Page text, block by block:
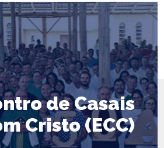
de Casais
Cristo (ECC)